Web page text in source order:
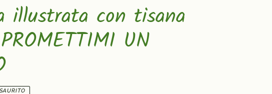
illustrata con tisana
UN